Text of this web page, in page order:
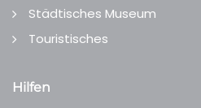
Städtisches Museum
Touristisches
Hilfen